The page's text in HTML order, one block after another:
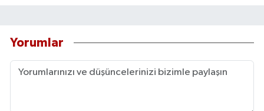
Yorumlar